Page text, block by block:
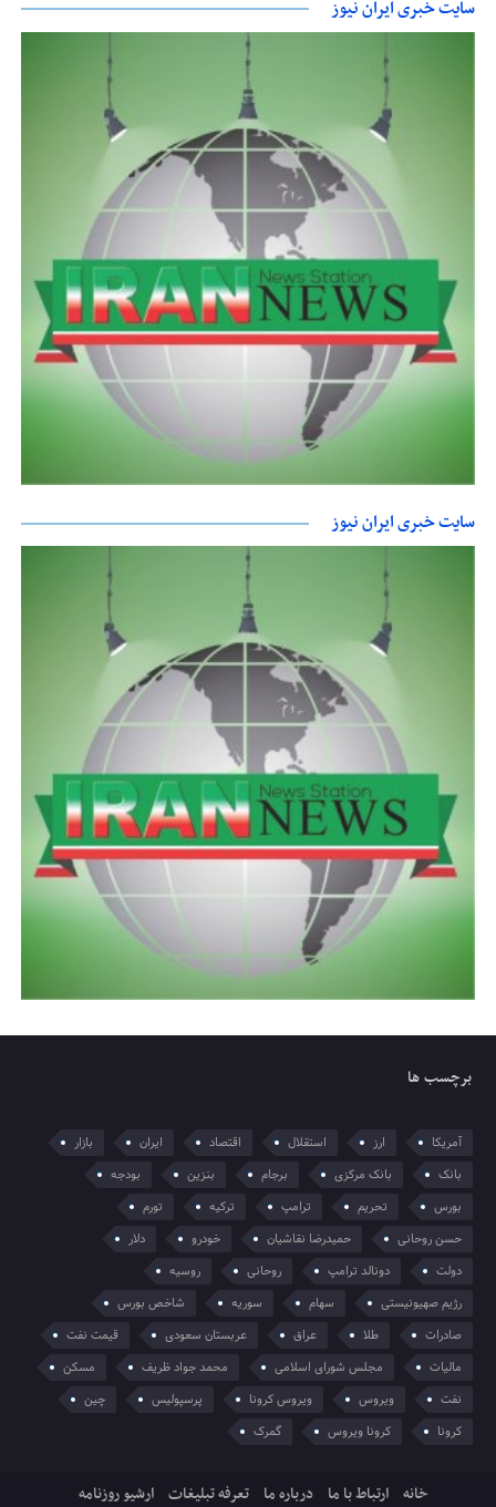
سایت خبری ایران نیوز
سایت خبری ایران نیوز
برچسب ها
آمریکا ارز استقلال اقتصاد ایران
بازار
بانک
بانک مرکزی برجام بنزین
بودجه
بورس
تحریم ترامپ ترکیه
تورم
حسن روحانی
حمیدرضا نقاشیان خودرو
دلار
دولت
دونالد ترامپ روحانی
روسیه
رژیم صهیونیستی
سهام سوریه
شاخص بورس
صادرات
طلا عراق عربستان سعودی
قیمت نفت
مالیات
مجلس شورای اسلامی محمد جواد ظریف
مسکن
نفت
ویروس ویروس کرونا پرسپولیس
چین
کرونا
کرونا ویروس گمرک
خانه ارتباط با ما درباره ما تعرفه تبلیغات ارشیو روزنامه